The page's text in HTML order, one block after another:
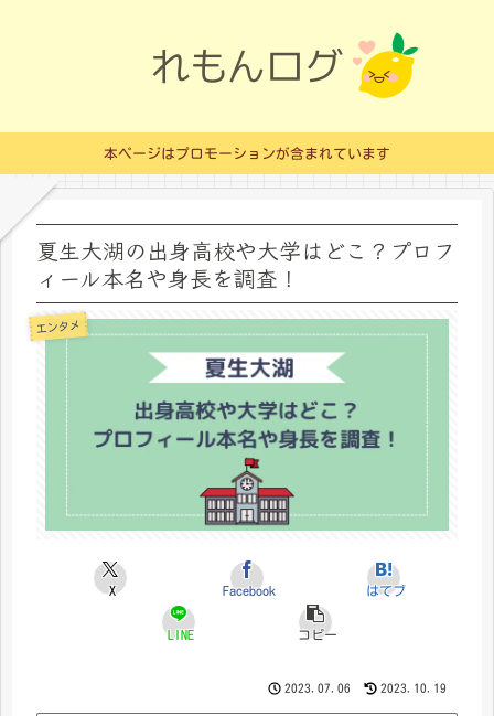
本ページはプロモーションが含まれています
夏生大湖の出身高校や大学はどこ？プロフ
ィール本名や身長を調査！
エンタメ
X Facebook はてブ
LINE コピー
2023.07.06 2023.10.19